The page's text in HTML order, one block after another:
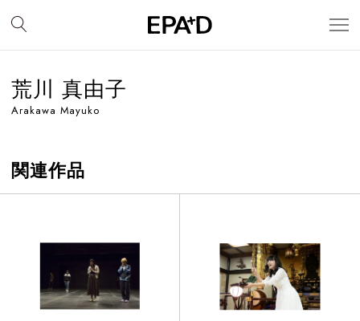
荒川 真由子
Arakawa Mayuko
関連作品